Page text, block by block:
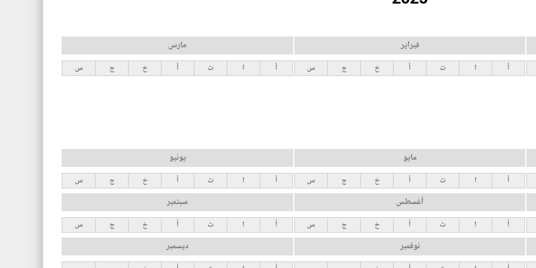
فبراير
أ ا ث أ خ ج س
مارس
أ ا ث أ خ ج س
مايو
أ ا ث أ خ ج س
يونيو
أ ا ث أ خ ج س
أغسطس
أ ا ث أ خ ج س
سبتمبر
أ ا ث أ خ ج س
نوفمبر ديسمبر